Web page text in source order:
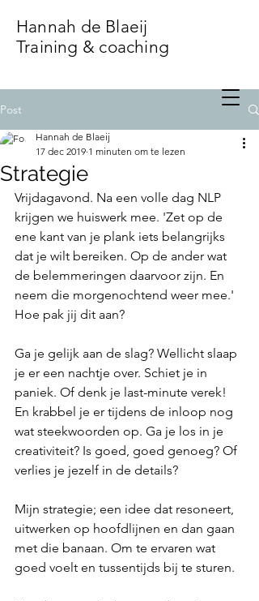
Hannah de Blaeij
Training & coaching
Post
Strategie
Hannah de Blaeij
17 dec 2019 1 minuten om te lezen
Vrijdagavond. Na een volle dag NLP
krijgen we huiswerk mee. 'Zet op de
ene kant van je plank iets belangrijks
dat je wilt bereiken. Op de ander wat
de belemmeringen daarvoor zijn. En
neem die morgenochtend weer mee.'
Hoe pak jij dit aan?
Ga je gelijk aan de slag? Wellicht slaap
je er een nachtje over. Schiet je in
paniek. Of denk je last-minute verek!
En krabbel je er tijdens de inloop nog
wat steekwoorden op. Ga je los in je
creativiteit? Is goed, goed genoeg? Of
verlies je jezelf in de details?
Mijn strategie; een idee dat resoneert,
uitwerken op hoofdlijnen en dan gaan
met die banaan. Om te ervaren wat
goed voelt en tussentijds bij te sturen.